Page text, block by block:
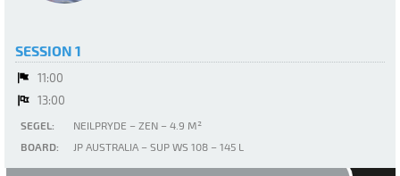
SESSION 1
11:00
13:00
SEGEL:
NEILPRYDE – ZEN – 4.9 M²
BOARD:
JP AUSTRALIA – SUP WS 10´8 – 145 L